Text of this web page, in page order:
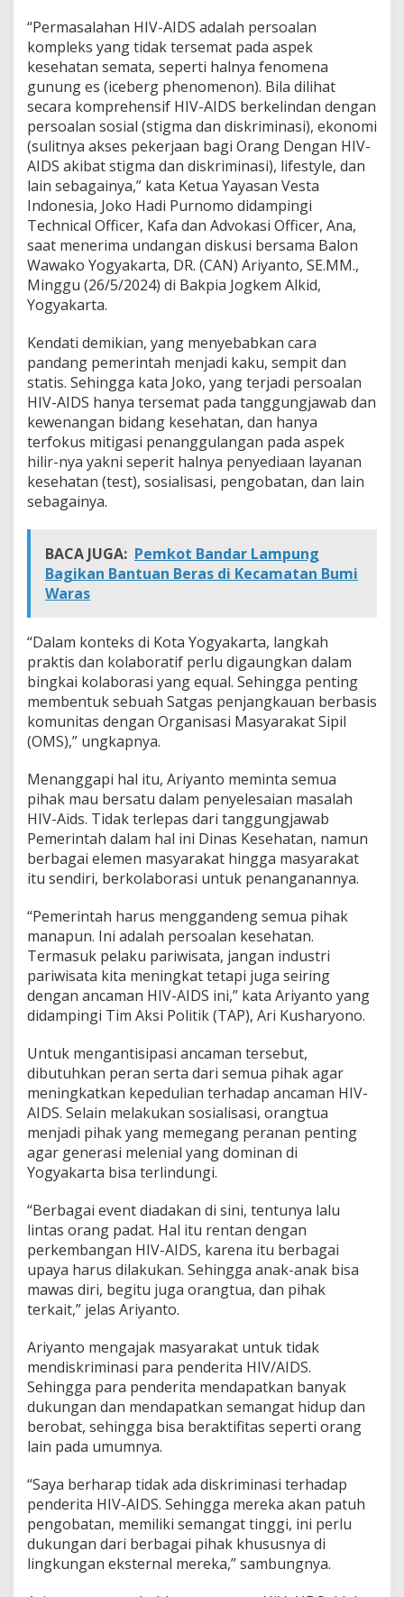
h
N
y
a
t
a
,
I
n
i
K
a
a
A
r
i
t
o
o
g
k
e
m
D
a
t
i
O
D
H
A
“Permasalahan HIV-AIDS adalah persoalan
kompleks yang tidak tersemat pada aspek
kesehatan semata, seperti halnya fenomena
gunung es (iceberg phenomenon). Bila dilihat
secara komprehensif HIV-AIDS berkelindan dengan
persoalan sosial (stigma dan diskriminasi), ekonomi
(sulitnya akses pekerjaan bagi Orang Dengan HIV-
AIDS akibat stigma dan diskriminasi), lifestyle, dan
lain sebagainya,” kata Ketua Yayasan Vesta
Indonesia, Joko Hadi Purnomo didampingi
Technical Officer, Kafa dan Advokasi Officer, Ana,
saat menerima undangan diskusi bersama Balon
Wawako Yogyakarta, DR. (CAN) Ariyanto, SE.MM.,
Minggu (26/5/2024) di Bakpia Jogkem Alkid,
Yogyakarta.
Kendati demikian, yang menyebabkan cara
pandang pemerintah menjadi kaku, sempit dan
statis. Sehingga kata Joko, yang terjadi persoalan
HIV-AIDS hanya tersemat pada tanggungjawab dan
kewenangan bidang kesehatan, dan hanya
terfokus mitigasi penanggulangan pada aspek
hilir-nya yakni seperit halnya penyediaan layanan
kesehatan (test), sosialisasi, pengobatan, dan lain
sebagainya.
BACA JUGA: Pemkot Bandar Lampung
Bagikan Bantuan Beras di Kecamatan Bumi
Waras
“Dalam konteks di Kota Yogyakarta, langkah
praktis dan kolaboratif perlu digaungkan dalam
bingkai kolaborasi yang equal. Sehingga penting
membentuk sebuah Satgas penjangkauan berbasis
komunitas dengan Organisasi Masyarakat Sipil
(OMS),” ungkapnya.
Menanggapi hal itu, Ariyanto meminta semua
pihak mau bersatu dalam penyelesaian masalah
HIV-Aids. Tidak terlepas dari tanggungjawab
Pemerintah dalam hal ini Dinas Kesehatan, namun
berbagai elemen masyarakat hingga masyarakat
itu sendiri, berkolaborasi untuk penanganannya.
“Pemerintah harus menggandeng semua pihak
manapun. Ini adalah persoalan kesehatan.
Termasuk pelaku pariwisata, jangan industri
pariwisata kita meningkat tetapi juga seiring
dengan ancaman HIV-AIDS ini,” kata Ariyanto yang
didampingi Tim Aksi Politik (TAP), Ari Kusharyono.
Untuk mengantisipasi ancaman tersebut,
dibutuhkan peran serta dari semua pihak agar
meningkatkan kepedulian terhadap ancaman HIV-
AIDS. Selain melakukan sosialisasi, orangtua
menjadi pihak yang memegang peranan penting
agar generasi melenial yang dominan di
Yogyakarta bisa terlindungi.
“Berbagai event diadakan di sini, tentunya lalu
lintas orang padat. Hal itu rentan dengan
perkembangan HIV-AIDS, karena itu berbagai
upaya harus dilakukan. Sehingga anak-anak bisa
mawas diri, begitu juga orangtua, dan pihak
terkait,” jelas Ariyanto.
Ariyanto mengajak masyarakat untuk tidak
mendiskriminasi para penderita HIV/AIDS.
Sehingga para penderita mendapatkan banyak
dukungan dan mendapatkan semangat hidup dan
berobat, sehingga bisa beraktifitas seperti orang
lain pada umumnya.
“Saya berharap tidak ada diskriminasi terhadap
penderita HIV-AIDS. Sehingga mereka akan patuh
pengobatan, memiliki semangat tinggi, ini perlu
dukungan dari berbagai pihak khususnya di
lingkungan eksternal mereka,” sambungnya.